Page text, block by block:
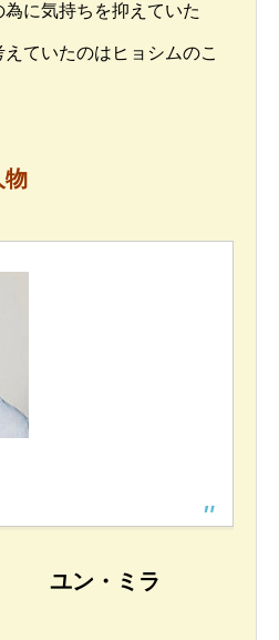
に気持ちを抑えていた
ていたのはヒョシムのこ
物
ユン・ミラ